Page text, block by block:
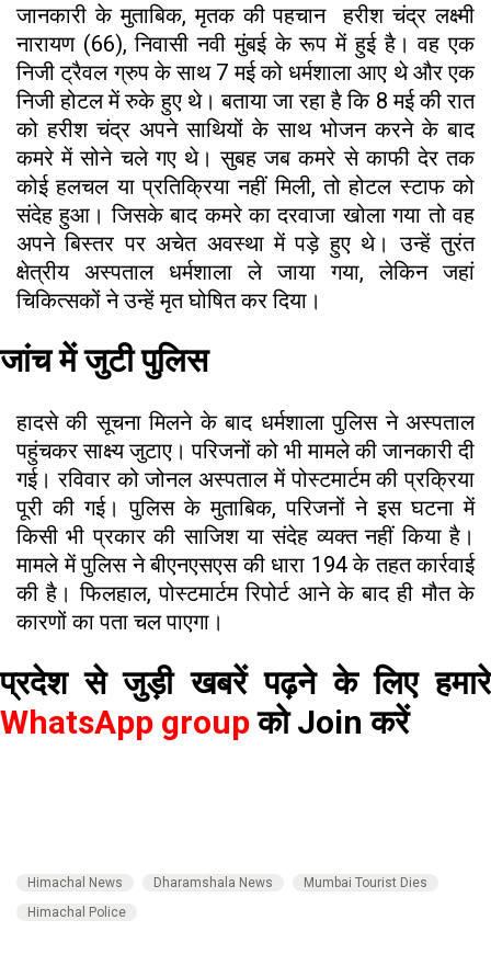
जानकारी के मुताबिक, मृतक की पहचान हरीश चंद्र लक्ष्मी
नारायण (66), निवासी नवी मुंबई के रूप में हुई है। वह एक
निजी ट्रैवल ग्रुप के साथ 7 मई को धर्मशाला आए थे और एक
निजी होटल में रुके हुए थे। बताया जा रहा है कि 8 मई की रात
को हरीश चंद्र अपने साथियों के साथ भोजन करने के बाद
कमरे में सोने चले गए थे। सुबह जब कमरे से काफी देर तक
कोई हलचल या प्रतिक्रिया नहीं मिली, तो होटल स्टाफ को
संदेह हुआ। जिसके बाद कमरे का दरवाजा खोला गया तो वह
अपने बिस्तर पर अचेत अवस्था में पड़े हुए थे। उन्हें तुरंत
क्षेत्रीय अस्पताल धर्मशाला ले जाया गया, लेकिन जहां
चिकित्सकों ने उन्हें मृत घोषित कर दिया।
जांच में जुटी पुलिस
हादसे की सूचना मिलने के बाद धर्मशाला पुलिस ने अस्पताल
पहुंचकर साक्ष्य जुटाए। परिजनों को भी मामले की जानकारी दी
गई। रविवार को जोनल अस्पताल में पोस्टमार्टम की प्रक्रिया
पूरी की गई। पुलिस के मुताबिक, परिजनों ने इस घटना में
किसी भी प्रकार की साजिश या संदेह व्यक्त नहीं किया है।
मामले में पुलिस ने बीएनएसएस की धारा 194 के तहत कार्रवाई
की है। फिलहाल, पोस्टमार्टम रिपोर्ट आने के बाद ही मौत के
कारणों का पता चल पाएगा।
प्रदेश से जुड़ी खबरें पढ़ने के लिए हमारे
WhatsApp groupको Join करें
Himachal News Dharamshala News
Mumbai Tourist Dies
Himachal Police